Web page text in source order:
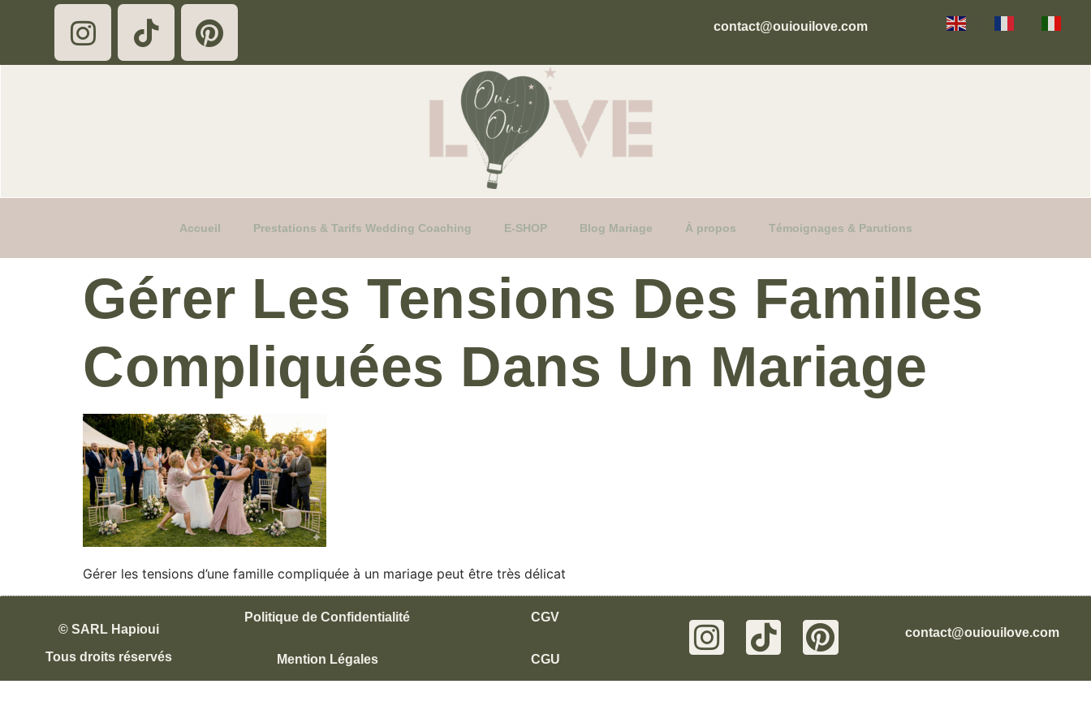
contact@ouiouilove.com
Accueil Prestations & Tarifs Wedding Coaching E-SHOP Blog Mariage À propos Témoignages & Parutions
Gérer Les Tensions Des Familles
Compliquées Dans Un Mariage
Gérer les tensions d’une famille compliquée à un mariage peut être très délicat
© SARL Hapioui
Tous droits réservés
Politique de Confidentialité
Mention Légales
CGV
CGU
contact@ouiouilove.com